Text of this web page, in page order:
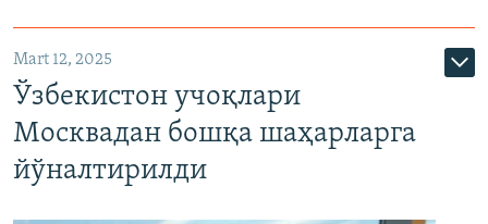
Mart 12, 2025
Ўзбекистон учоқлари
Москвадан бошқа шаҳарларга
йўналтирилди